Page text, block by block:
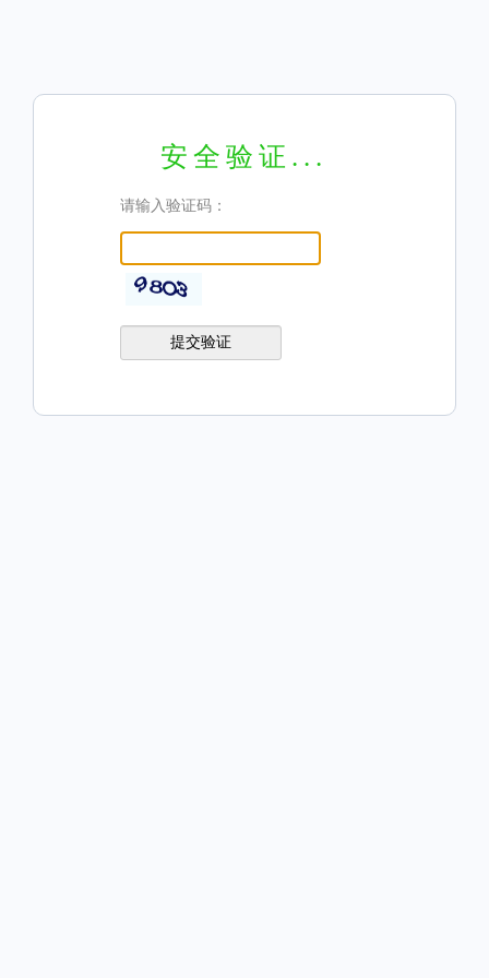
安全验证...
请输入验证码：